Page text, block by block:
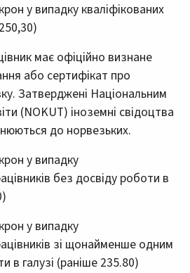
у випадку кваліфікованих
має офіційно визнане
або сертифікат про
Затверджені Національним
(NOKUT) іноземні свідоцтва
до норвезьких.
у випадку
без досвіду роботи в
у випадку
зі щонайменше одним
в галузі (раніше 235.80)